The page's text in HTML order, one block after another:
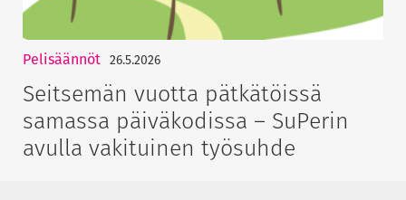
Pelisäännöt 26.5.2026
Seitsemän vuotta pätkätöissä
samassa päiväkodissa – SuPerin
avulla vakituinen työsuhde